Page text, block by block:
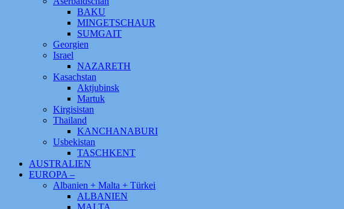
BAKU
MINGETSCHAUR
SUMGAIT
Georgien
Israel
NAZARETH
Kasachstan
Aktjubinsk
Martuk
Kirgisistan
Thailand
KANCHANABURI
Usbekistan
TASCHKENT
AUSTRALIEN
EUROPA –
Albanien + Malta + Türkei
ALBANIEN
MALTA